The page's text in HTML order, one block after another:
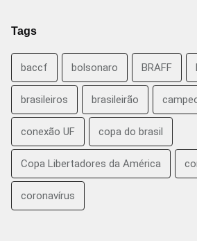
Tags
baccf bolsonaro BRAFF
brasileiros brasileirão
conexão UF copa do brasil
Copa Libertadores da América
coronavírus